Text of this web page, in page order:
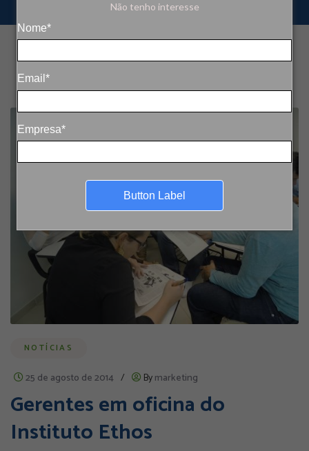
Não tenho interesse
Nome*
Email*
Empresa*
Button Label
NOTÍCIAS
25 de agosto de 2014 / Bymarketing
Gerentes em oficina do
Instituto Ethos